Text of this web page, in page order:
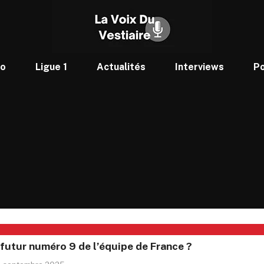
Ligue 1 Actualités Interviews
numéro 9 de l’équipe de France ?